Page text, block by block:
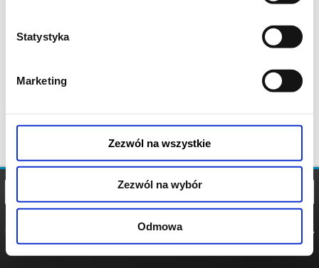
Statystyka
Marketing
Zezwól na wszystkie
Zezwól na wybór
Odmowa
POLITYKA
POLITYKA